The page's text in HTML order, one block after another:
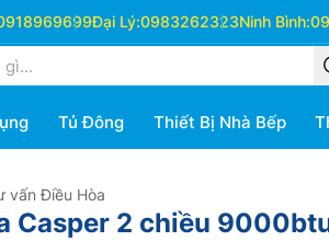
Đại Lý:0983262323Ninh Bình:
Tủ Đông Thiết Bị Nhà Bếp
vấn Điều Hòa
Casper 2 chiều